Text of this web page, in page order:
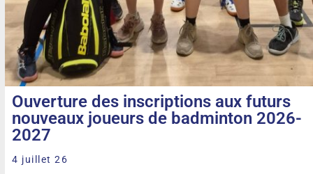
Ouverture des inscriptions aux futurs
nouveaux joueurs de badminton 2026-
2027
4 juillet 26